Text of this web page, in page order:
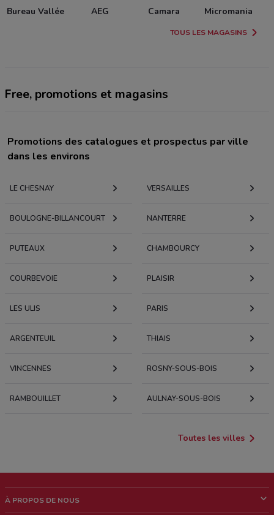
Bureau Vallée AEG Camara Micromania
TOUS LES MAGASINS
Free, promotions et magasins
Promotions des catalogues et prospectus par ville
dans les environs
LE CHESNAY VERSAILLES
BOULOGNE-BILLANCOURT NANTERRE
PUTEAUX CHAMBOURCY
COURBEVOIE PLAISIR
LES ULIS PARIS
ARGENTEUIL THIAIS
VINCENNES ROSNY-SOUS-BOIS
RAMBOUILLET AULNAY-SOUS-BOIS
Toutes les villes
À PROPOS DE NOUS